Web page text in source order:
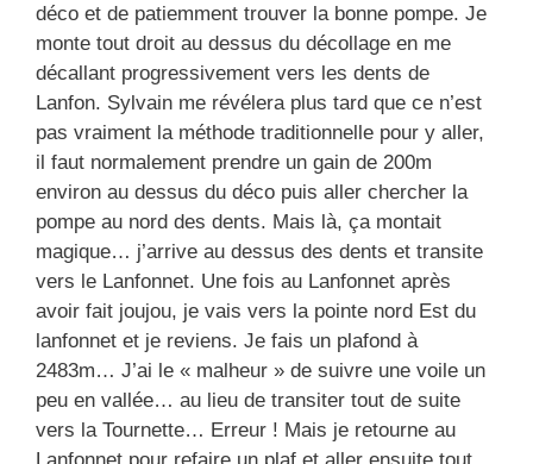
déco et de patiemment trouver la bonne pompe. Je
monte tout droit au dessus du décollage en me
décallant progressivement vers les dents de
Lanfon. Sylvain me révélera plus tard que ce n’est
pas vraiment la méthode traditionnelle pour y aller,
il faut normalement prendre un gain de 200m
environ au dessus du déco puis aller chercher la
pompe au nord des dents. Mais là, ça montait
magique… j’arrive au dessus des dents et transite
vers le Lanfonnet. Une fois au Lanfonnet après
avoir fait joujou, je vais vers la pointe nord Est du
lanfonnet et je reviens. Je fais un plafond à
2483m… J’ai le « malheur » de suivre une voile un
peu en vallée… au lieu de transiter tout de suite
vers la Tournette… Erreur ! Mais je retourne au